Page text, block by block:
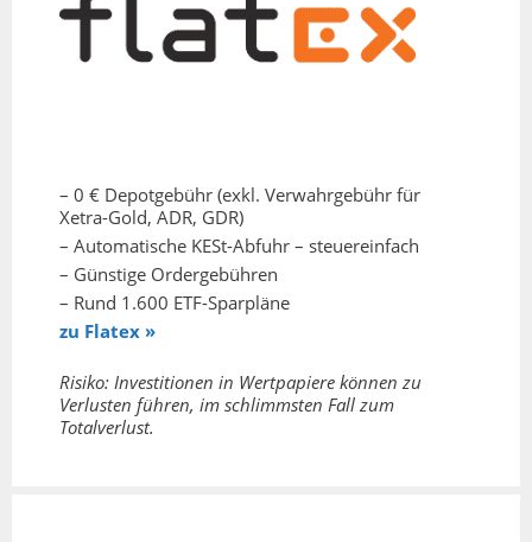
– 0 € Depotgebühr (exkl. Verwahrgebühr für
Xetra-Gold, ADR, GDR)
– Automatische KESt-Abfuhr – steuereinfach
– Günstige Ordergebühren
– Rund 1.600 ETF-Sparpläne
zu Flatex »
Risiko: Investitionen in Wertpapiere können zu
Verlusten führen, im schlimmsten Fall zum
Totalverlust.